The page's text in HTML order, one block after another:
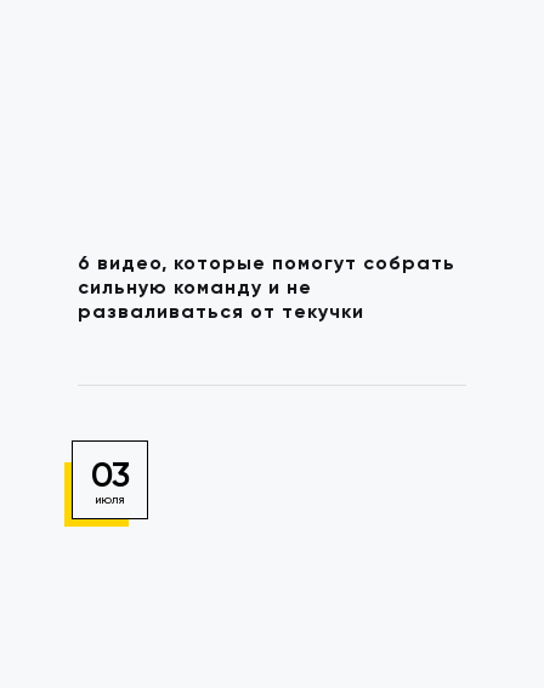
6 видео, которые помогут собрать
сильную команду и не
разваливаться от текучки
03
ИЮЛЯ